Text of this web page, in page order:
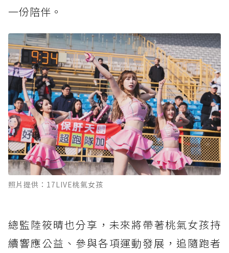
一份陪伴。
照片提供：17LIVE桃氣女孩
總監陸筱晴也分享，未來將帶著桃氣女孩持
續響應公益、參與各項運動發展，追隨跑者